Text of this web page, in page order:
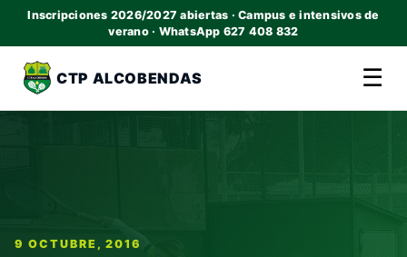
Inscripciones 2026/2027 abiertas · Campus e intensivos de
verano · WhatsApp 627 408 832
CTP ALCOBENDAS ☰
9 OCTUBRE, 2016